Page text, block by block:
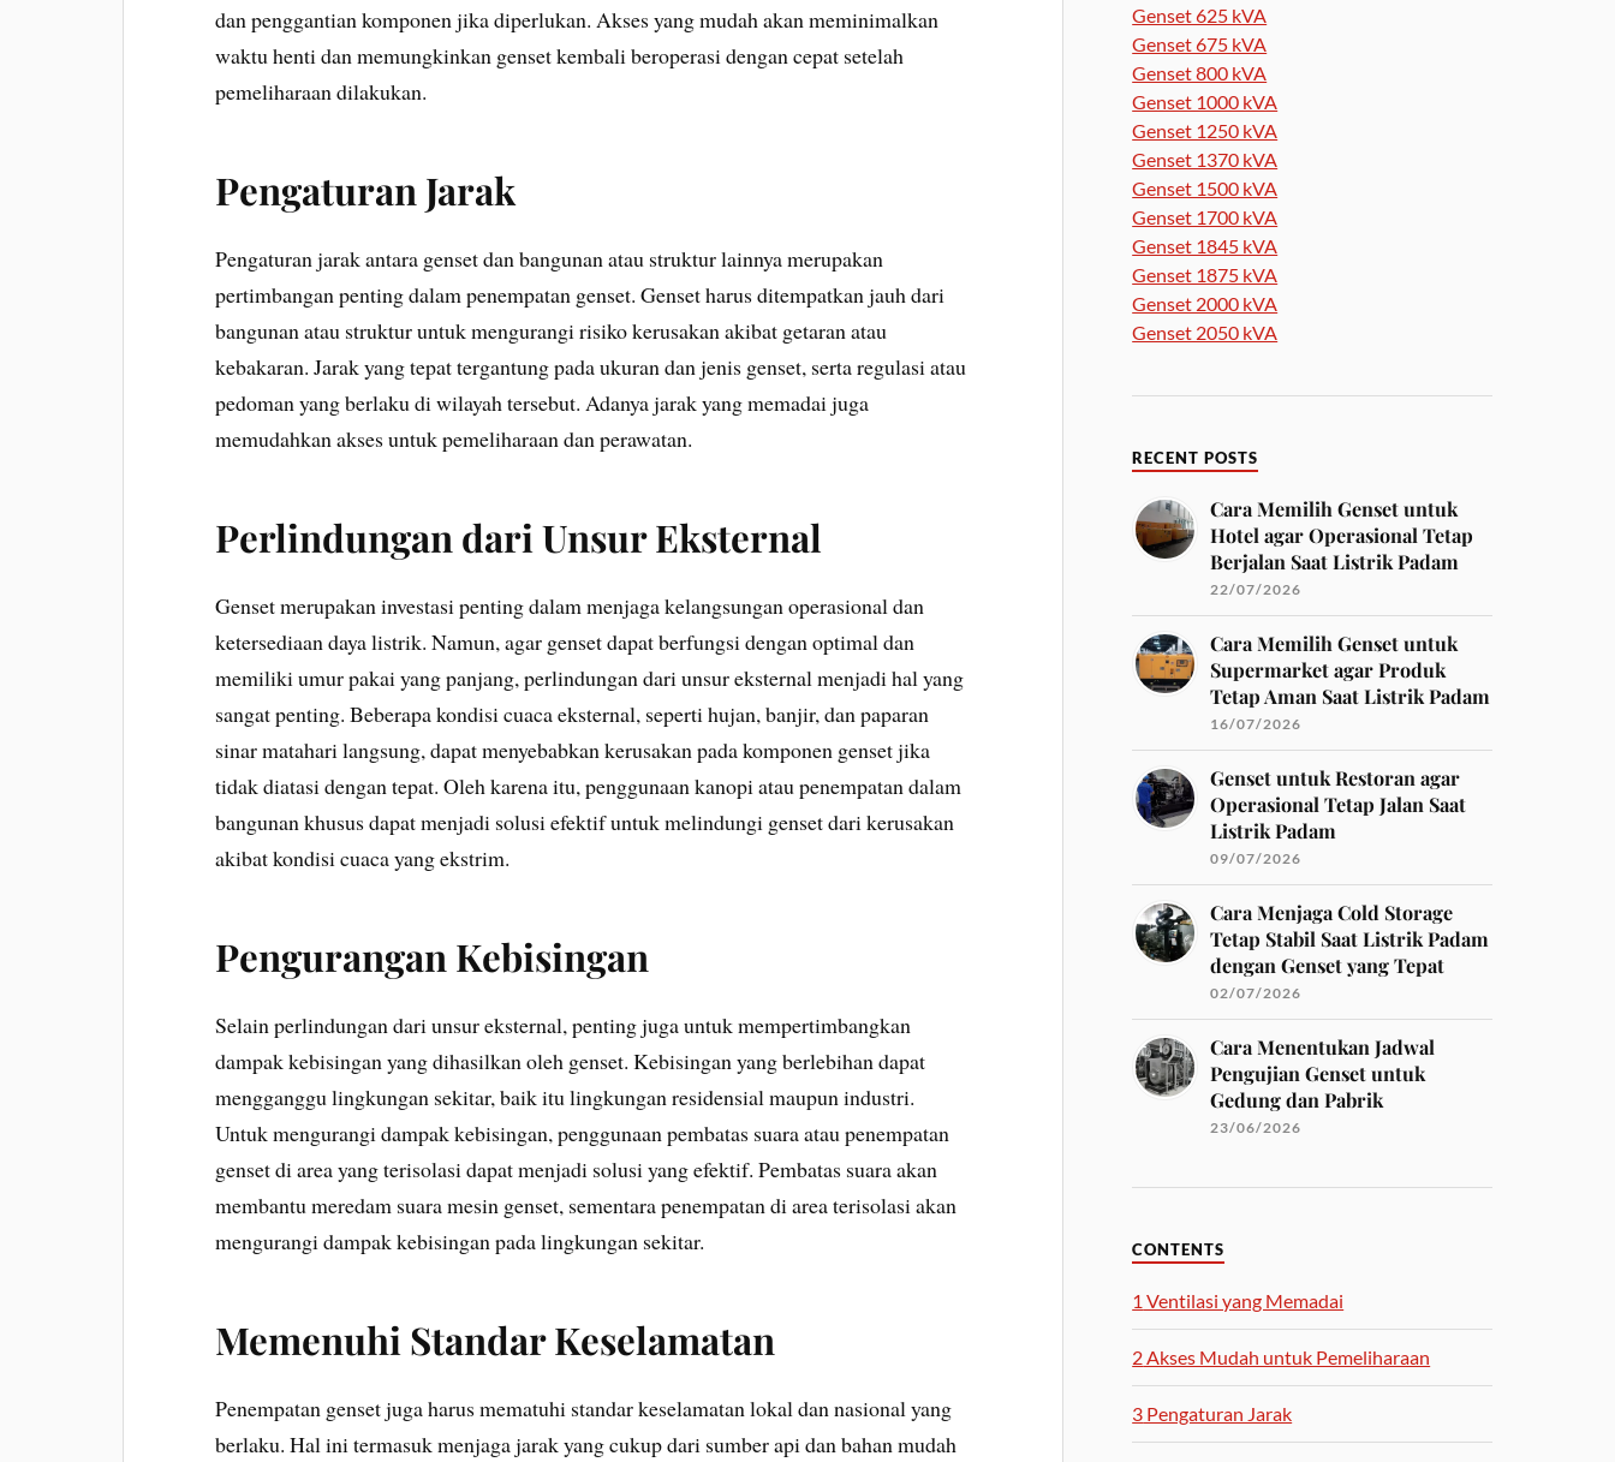
dan penggantian komponen jika diperlukan. Akses yang mudah akan meminimalkan
waktu henti dan memungkinkan genset kembali beroperasi dengan cepat setelah
pemeliharaan dilakukan.
Pengaturan Jarak
Pengaturan jarak antara genset dan bangunan atau struktur lainnya merupakan
pertimbangan penting dalam penempatan genset. Genset harus ditempatkan jauh dari
bangunan atau struktur untuk mengurangi risiko kerusakan akibat getaran atau
kebakaran. Jarak yang tepat tergantung pada ukuran dan jenis genset, serta regulasi atau
pedoman yang berlaku di wilayah tersebut. Adanya jarak yang memadai juga
memudahkan akses untuk pemeliharaan dan perawatan.
Perlindungan dari Unsur Eksternal
Genset merupakan investasi penting dalam menjaga kelangsungan operasional dan
ketersediaan daya listrik. Namun, agar genset dapat berfungsi dengan optimal dan
memiliki umur pakai yang panjang, perlindungan dari unsur eksternal menjadi hal yang
sangat penting. Beberapa kondisi cuaca eksternal, seperti hujan, banjir, dan paparan
sinar matahari langsung, dapat menyebabkan kerusakan pada komponen genset jika
tidak diatasi dengan tepat. Oleh karena itu, penggunaan kanopi atau penempatan dalam
bangunan khusus dapat menjadi solusi efektif untuk melindungi genset dari kerusakan
akibat kondisi cuaca yang ekstrim.
Pengurangan Kebisingan
Selain perlindungan dari unsur eksternal, penting juga untuk mempertimbangkan
dampak kebisingan yang dihasilkan oleh genset. Kebisingan yang berlebihan dapat
mengganggu lingkungan sekitar, baik itu lingkungan residensial maupun industri.
Untuk mengurangi dampak kebisingan, penggunaan pembatas suara atau penempatan
genset di area yang terisolasi dapat menjadi solusi yang efektif. Pembatas suara akan
membantu meredam suara mesin genset, sementara penempatan di area terisolasi akan
mengurangi dampak kebisingan pada lingkungan sekitar.
Memenuhi Standar Keselamatan
Penempatan genset juga harus mematuhi standar keselamatan lokal dan nasional yang
berlaku. Hal ini termasuk menjaga jarak yang cukup dari sumber api dan bahan mudah
Genset 625 kVA
Genset 675 kVA
Genset 800 kVA
Genset 1000 kVA
Genset 1250 kVA
Genset 1370 kVA
Genset 1500 kVA
Genset 1700 kVA
Genset 1845 kVA
Genset 1875 kVA
Genset 2000 kVA
Genset 2050 kVA
RECENT POSTS
Cara Memilih Genset untuk
Hotel agar Operasional Tetap
Berjalan Saat Listrik Padam
22/07/2026
Cara Memilih Genset untuk
Supermarket agar Produk
Tetap Aman Saat Listrik Padam
16/07/2026
Genset untuk Restoran agar
Operasional Tetap Jalan Saat
Listrik Padam
09/07/2026
Cara Menjaga Cold Storage
Tetap Stabil Saat Listrik Padam
dengan Genset yang Tepat
02/07/2026
Cara Menentukan Jadwal
Pengujian Genset untuk
Gedung dan Pabrik
23/06/2026
CONTENTS
1 Ventilasi yang Memadai
2Akses Mudah untuk Pemeliharaan
3 Pengaturan Jarak